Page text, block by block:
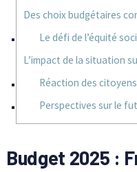
Des choix budgétaires
Le défi de l’équité
L’impact de la situation
Réaction des citoyens
Perspectives sur le
Budget 2025 :